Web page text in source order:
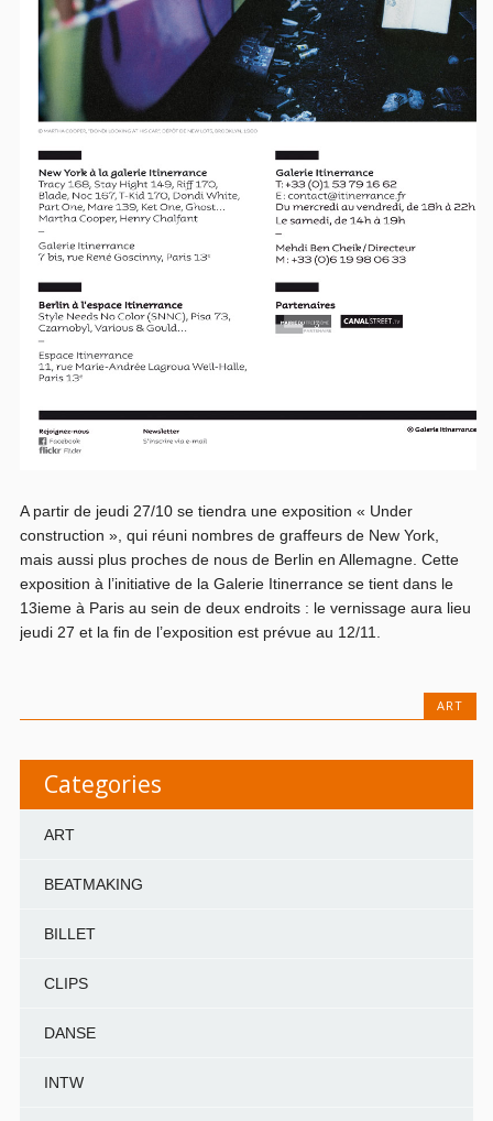
A partir de jeudi 27/10 se tiendra une exposition « Under
construction », qui réuni nombres de graffeurs de New York,
mais aussi plus proches de nous de Berlin en Allemagne. Cette
exposition à l’initiative de la Galerie Itinerrance se tient dans le
13ieme à Paris au sein de deux endroits : le vernissage aura lieu
jeudi 27 et la fin de l’exposition est prévue au 12/11.
ART
Categories
ART
BEATMAKING
BILLET
CLIPS
DANSE
INTW